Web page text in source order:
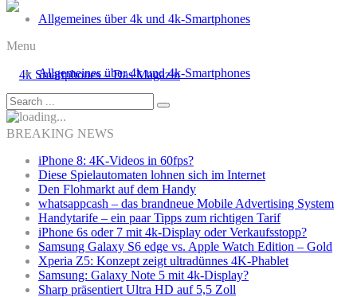
Allgemeines über 4k und 4k-Smartphones
Menu
Allgemeines über 4k und 4k-Smartphones
BREAKING NEWS
iPhone 8: 4K-Videos in 60fps?
Diese Spielautomaten lohnen sich im Internet
Den Flohmarkt auf dem Handy
whatsappcash – das brandneue Mobile Advertising System
Handytarife – ein paar Tipps zum richtigen Tarif
iPhone 6s oder 7 mit 4k-Display oder Verkaufsstopp?
Samsung Galaxy S6 edge vs. Apple Watch Edition – Gold
Xperia Z5: Konzept zeigt ultradünnes 4K-Phablet
Samsung: Galaxy Note 5 mit 4k-Display?
Sharp präsentiert Ultra HD auf 5,5 Zoll